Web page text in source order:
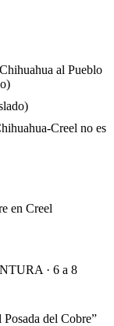
al Pueblo
Creel no es
en Creel
· 6 a 8
del Cobre”